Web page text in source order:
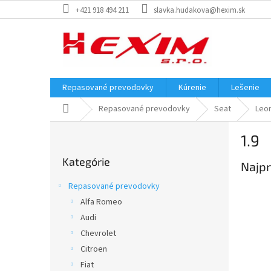
na
+421 918 494 211 slavka.hudakova@hexim.sk
Repasované prevodovky Kúrenie Lešenie
DomovRepasované prevodovky Seat
kategórie
Kategórie
Repasované prevodovky
Alfa Romeo
Audi
Chevrolet
Citroen
Fiat
1.9